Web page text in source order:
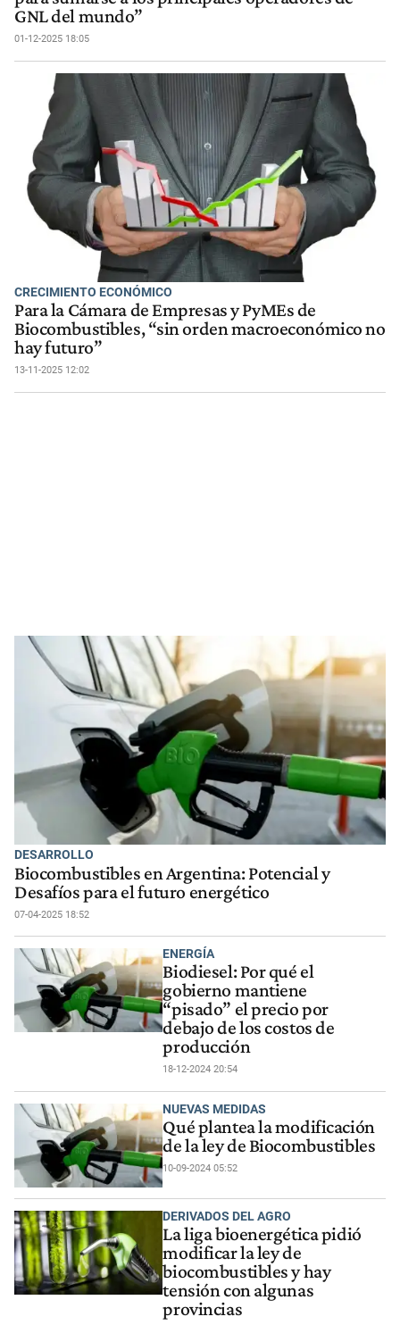
GNL del mundo”
01-12-2025 18:05
CRECIMIENTO ECONÓMICO
Para la Cámara de Empresas y PyMEs de
Biocombustibles, “sin orden macroeconómico no
hay futuro”
13-11-2025 12:02
DESARROLLO
Biocombustibles en Argentina: Potencial y
Desafíos para el futuro energético
07-04-2025 18:52
ENERGÍA
Biodiesel: Por qué el
gobierno mantiene
“pisado” el precio por
debajo de los costos de
producción
18-12-2024 20:54
NUEVAS MEDIDAS
Qué plantea la modificación
de la ley de Biocombustibles
10-09-2024 05:52
DERIVADOS DEL AGRO
La liga bioenergética pidió
modificar la ley de
biocombustibles y hay
tensión con algunas
provincias